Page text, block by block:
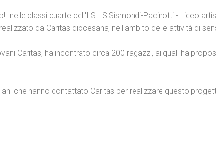
nelle classi quarte dell'I.S.I.S Sismondi-Pacinotti - Liceo
da Caritas diocesana, nell'ambito delle attività di
Caritas, ha incontrato circa 200 ragazzi, ai quali ha
che hanno contattato Caritas per realizzare questo